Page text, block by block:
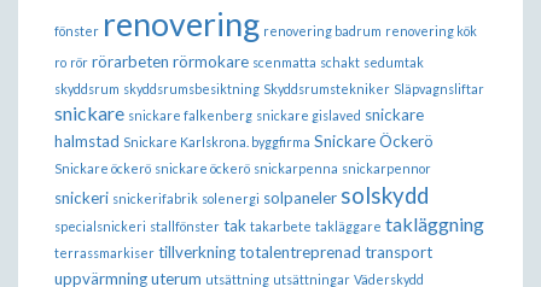
fönster renovering renovering badrum renovering kök
ro rör rörarbeten rörmokare scenmatta schakt sedumtak
skyddsrum skyddsrumsbesiktning Skyddsrumstekniker Släpvagnsliftar
snickare snickare falkenberg snickare gislaved snickare
halmstad Snickare Karlskrona. byggfirma Snickare Öckerö
Snickare öckerö snickare öckerö snickarpenna snickarpennor
snickeri snickerifabrik solenergi solpaneler solskydd
specialsnickeri stallfönster tak takarbete takläggare takläggning
terrassmarkiser tillverkningtotalentreprenad transport
uppvärmninguterum utsättning utsättningar Väderskydd